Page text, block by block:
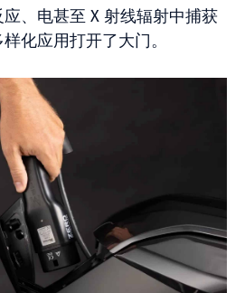
、电甚至 X 射线辐射中捕获
化应用打开了大门。